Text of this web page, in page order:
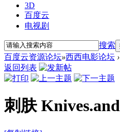
3D
百度云
电视剧
搜索
百度云资源论坛»西西电影论坛 ›
返回列表
刺肤